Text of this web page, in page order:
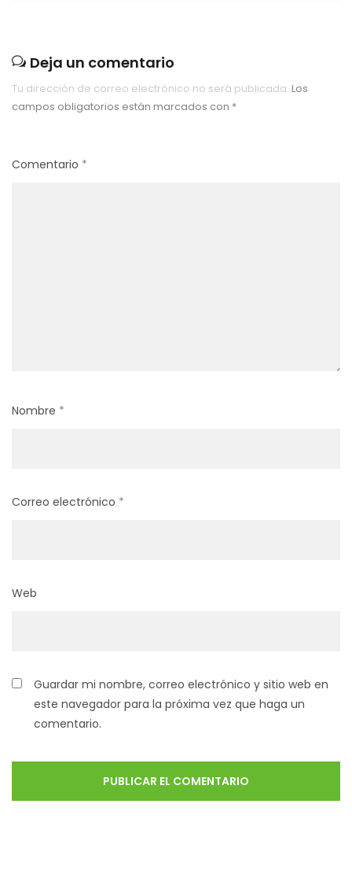
Deja un comentario
Tu dirección de correo electrónico no será publicada. Los
campos obligatorios están marcados con *
Comentario *
Nombre *
Correo electrónico *
Web
Guardar mi nombre, correo electrónico y sitio web en
este navegador para la próxima vez que haga un
comentario.